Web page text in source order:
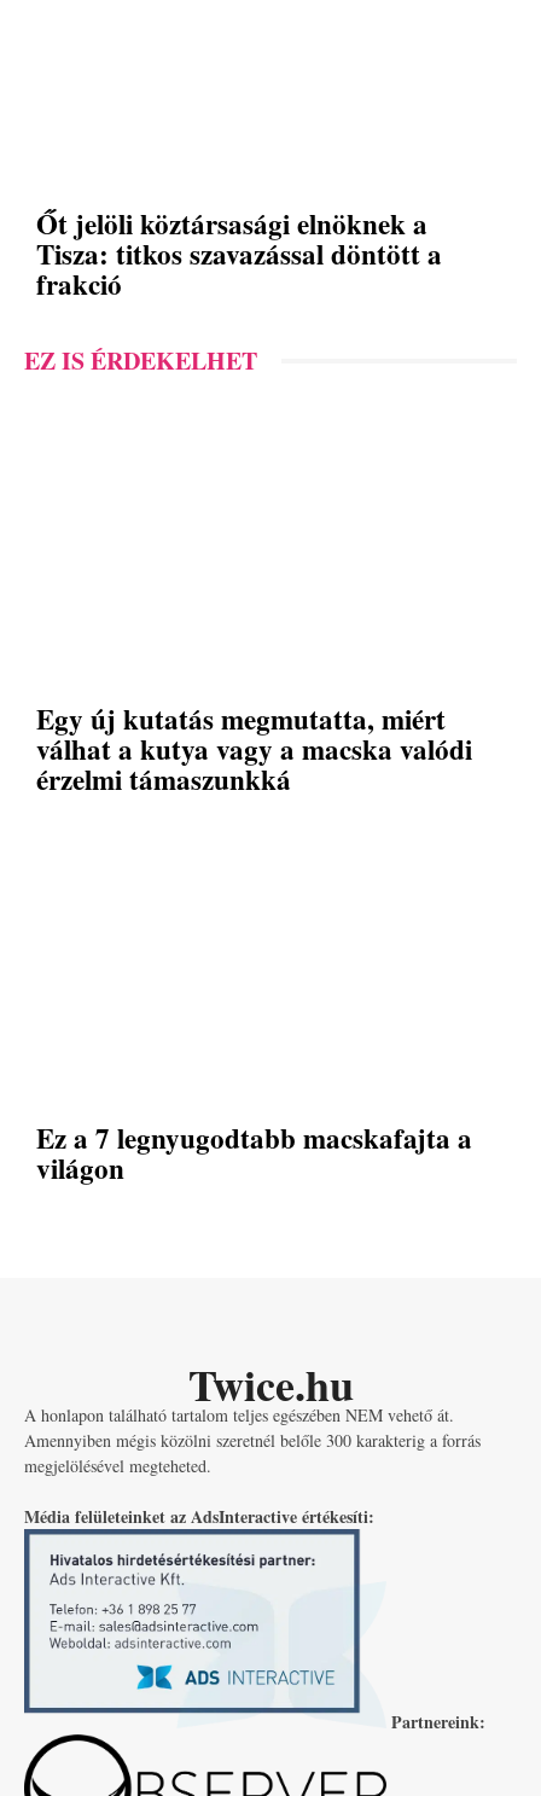
Őt jelöli köztársasági elnöknek a
Tisza: titkos szavazással döntött a
frakció
EZ IS ÉRDEKELHET
Egy új kutatás megmutatta, miért
válhat a kutya vagy a macska valódi
érzelmi támaszunkká
Ez a 7 legnyugodtabb macskafajta a
világon
Twice.hu
A honlapon található tartalom teljes egészében NEM vehető át.
Amennyiben mégis közölni szeretnél belőle 300 karakterig a forrás
megjelölésével megteheted.
Média felületeinket az AdsInteractive értékesíti:
Partnereink: